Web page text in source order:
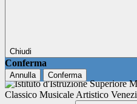
Chiudi
Conferma
Annulla Conferma